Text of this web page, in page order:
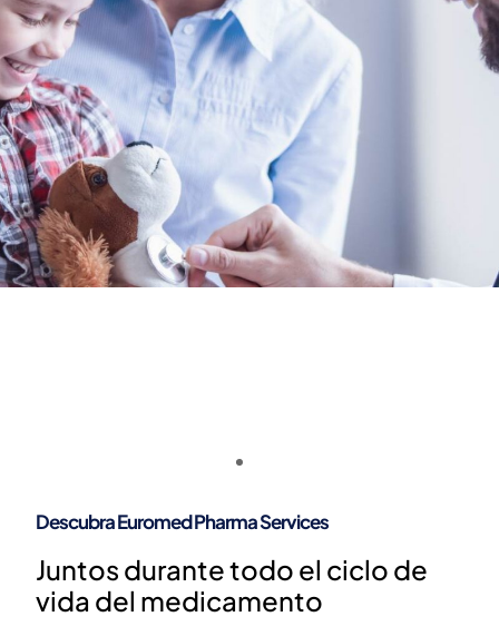
farmacéuticas
SERVICIOS DE VALOR
Descubra Euromed Pharma Services
Juntos durante todo el ciclo de
vida del medicamento